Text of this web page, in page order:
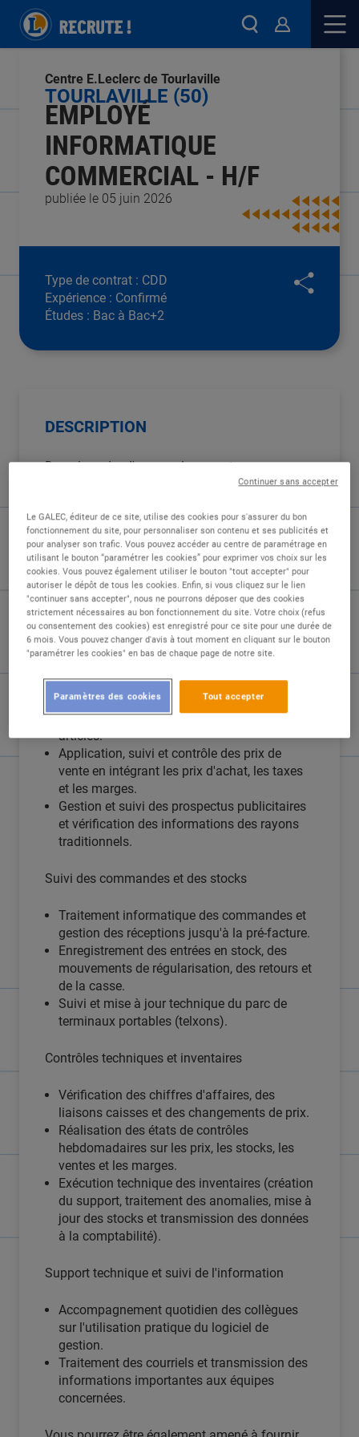
publiée le 05 juin 2026
EMPLOYÉ
INFORMATIQUE
COMMERCIAL - H/F
TOURLAVILLE (50)
Centre E.Leclerc de Tourlaville
Type de contrat : CDD
Expérience : Confirmé
Études : Bac à Bac+2
DESCRIPTION
Dans le cadre d'un remplacement, nous
recherchons actuellement un employé ou une
à durée déterminée à temps complet pour
rejoindre notre équipe.
Vos missions seront les suivantes :
Gestion des données commerciales et des prix
Enregistrement de l'activité commerciale du
ABACO.
Création des fiches fournisseurs, saisie des
accords commerciaux et création des
articles.
Application, suivi et contrôle des prix de
vente en intégrant les prix d'achat, les taxes
et les marges.
Gestion et suivi des prospectus publicitaires
et vérification des informations des rayons
traditionnels.
Suivi des commandes et des stocks
Traitement informatique des commandes et
gestion des réceptions jusqu'à la pré-facture.
Enregistrement des entrées en stock, des
mouvements de régularisation, des retours et
de la casse.
Suivi et mise à jour technique du parc de
terminaux portables (telxons).
Contrôles techniques et inventaires
Vérification des chiffres d'affaires, des
liaisons caisses et des changements de prix.
Réalisation des états de contrôles
hebdomadaires sur les prix, les stocks, les
ventes et les marges.
Exécution technique des inventaires (création
du support, traitement des anomalies, mise à
jour des stocks et transmission des données
à la comptabilité).
Support technique et suivi de l'information
Accompagnement quotidien des collègues
sur l'utilisation pratique du logiciel de
gestion.
Traitement des courriels et transmission des
informations importantes aux équipes
concernées.
Le GALEC, éditeur de ce site, utilise des cookies pour s'assurer du bon
fonctionnement du site, pour personnaliser son contenu et ses publicités et
pour analyser son trafic. Vous pouvez accéder au centre de paramétrage en
utilisant le bouton “paramétrer les cookies” pour exprimer vos choix sur les
cookies. Vous pouvez également utiliser le bouton "tout accepter" pour
autoriser le dépôt de tous les cookies. Enfin, si vous cliquez sur le lien
"continuer sans accepter", nous ne pourrons déposer que des cookies
strictement nécessaires au bon fonctionnement du site. Votre choix (refus
ou consentement des cookies) est enregistré pour ce site pour une durée de
6 mois. Vous pouvez changer d'avis à tout moment en cliquant sur le bouton
"paramétrer les cookies" en bas de chaque page de notre site.
Tout accepter
Paramètres des cookies
Continuer sans accepter